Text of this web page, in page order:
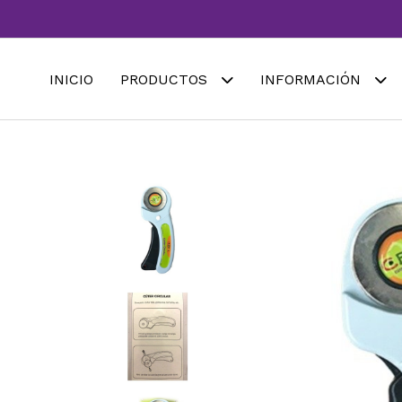
INICIO PRODUCTOS INFORMACIÓN